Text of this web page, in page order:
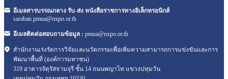
อีเมลสารบรรณกลาง รับ-ส่ง หนังสือราชการทางอิเล็กทรอนิกส์
saraban.pmua@nxpo.or.th
อีเมลติดต่อสอบถามข้อมูล : pmua@nxpo.or.th
สำนักงานเร่งรัดการวิจัยและนวัตกรรมเพื่อเพิ่มความสามารถการแข่งขันและการ
พัฒนาพื้นที่ (องค์การมหาชน)
319 อาคารจัตุรัสจามจุรี ชั้น 14 ถนนพญาไท แขวงปทุมวัน